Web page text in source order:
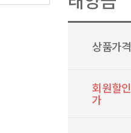
상품가격
회원할인
가